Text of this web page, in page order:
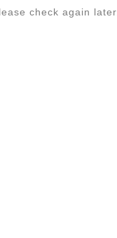
check again later.